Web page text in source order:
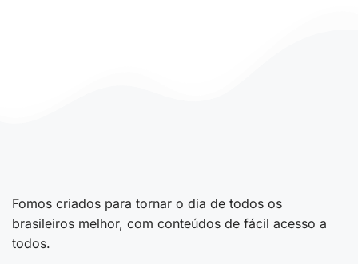
Fomos criados para tornar o dia de todos os
brasileiros melhor, com conteúdos de fácil acesso a
todos.